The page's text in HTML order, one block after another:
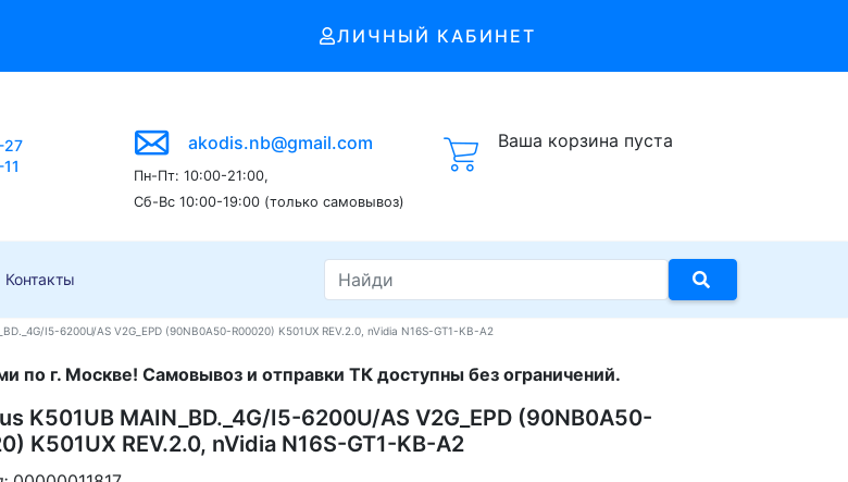
ЛИЧНЫЙ КАБИНЕТ
27
akodis.nb@gmail.com
Пн-Пт: 10:00-21:00,
Сб-Вс 10:00-19:00 (только самовывоз)
Ваша корзина пуста
Контакты
I5-6200U/AS V2G_EPD (90NB0A50-R00020) K501UX REV.2.0, nVidia N16S-GT1-KB-A2
по г. Москве! Самовывоз и отправки ТК доступны без ограничений.
K501UB MAIN_BD._4G/I5-6200U/AS V2G_EPD (90NB0A50-
K501UX REV.2.0, nVidia N16S-GT1-KB-A2